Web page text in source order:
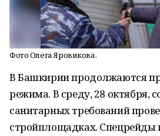
Фото Олега Яровикова.
В Башкирии продолжаются
режима. В среду, 28 октября,
санитарных требований
стройплощадках. Спецрейды